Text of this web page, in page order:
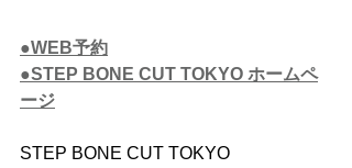
●WEB予約
●STEP BONE CUT TOKYO ホームペ
ージ
STEP BONE CUT TOKYO